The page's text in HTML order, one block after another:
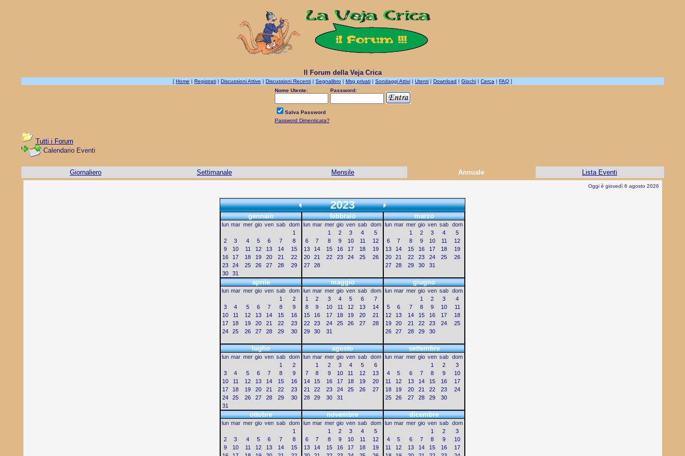
Il Forum della Veja Crica
[ Home | Registrati | Discussioni Attive | Discussioni Recenti | Segnalibro | Msg privati | Sondaggi Attivi | Utenti | Download | Giochi | Cerca | FAQ ]
Nome Utente:
Password:
Salva Password
Password Dimenticata?
Tutti i Forum
Calendario Eventi
Giornaliero Settimanale Mensile Annuale Lista Eventi
Oggi è giovedì 6 agosto 2026
2023
gennaio
lun mar mer gio ven sab dom
1
2
3 4 5 6 7
8
9
10 11 12 13 14
15
16
17 18 19 20 21
22
23
24 25 26 27 28
29
30
31
febbraio
lun mar mer gio ven sab dom
1
2 3 4
5
6
7 8 9 10 11
12
13
14 15 16 17 18
19
20
21 22 23 24 25
26
27
28
marzo
lun mar mer gio ven sab dom
1
2 3 4
5
6
7 8 9 10 11
12
13
14 15 16 17 18
19
20
21 22 23 24 25
26
27
28 29 30 31
aprile
lun mar mer gio ven sab dom
1
2
3
4 5 6 7 8
9
10
11 12 13 14 15
16
17
18 19 20 21 22
23
24
25 26 27 28 29 30
maggio
lun mar mer gio ven sab dom
1
2 3 4 5 6
7
8
9 10 11 12 13
14
15
16 17 18 19 20
21
22
23 24 25 26 27
28
29
30 31
giugno
lun mar mer gio ven sab dom
1
2 3
4
5
6 7 8 9 10
11
12
13 14 15 16 17
18
19
20 21 22 23 24
25
26
27 28 29 30
luglio
lun mar mer gio ven sab dom
1
2
3
4 5 6 7 8
9
10
11 12 13 14 15
16
17
18 19 20 21 22
23
24
25 26 27 28 29
30
31
agosto
lun mar mer gio ven sab dom
1
2 3 4 5
6
7
8 9 10 11 12
13
14
15 16 17 18 19
20
21
22 23 24 25 26
27
28
29 30 31
settembre
lun mar mer gio ven sab dom
1
2
3
4
5 6 7 8 9
10
11
12 13 14 15 16
17
18
19 20 21 22 23
24
25
26 27 28 29 30
ottobre
lun mar mer gio ven sab dom
1
2
3 4 5 6 7
8
9
10 11 12 13 14
15
novembre
lun mar mer gio ven sab dom
1
2 3 4
5
6
7 8 9 10 11
12
13
14 15 16 17 18
19
dicembre
lun mar mer gio ven sab dom
1
2
3
4
5 6 7 8 9
10
11
12 13 14 15 16
17